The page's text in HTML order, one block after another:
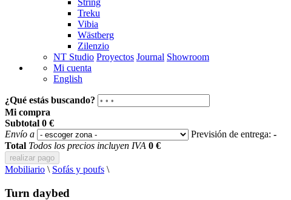
String
Treku
Vibia
Wästberg
Zilenzio
NT Studio Proyectos Journal Showroom
Mi cuenta
English
¿Qué estás buscando?
Mi compra
Subtotal 0 €
Envío a
Previsión de entrega: -
Total Todos los precios incluyen IVA 0 €
realizar pago
Mobiliario \ Sofás y poufs \
Turn daybed